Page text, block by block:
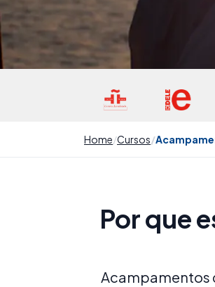
Home Cursos
Por que
Acampamentos